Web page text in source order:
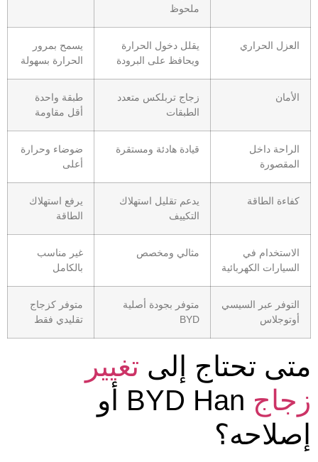
ملحوظ
العزل الحراري
يقلل دخول الحرارة
ويحافظ على البرودة
يسمح بمرور
الحرارة بسهولة
الأمان
زجاج تربلكس متعدد
الطبقات
طبقة واحدة
أقل مقاومة
الراحة داخل
المقصورة
قيادة هادئة ومستقرة
ضوضاء وحرارة
أعلى
كفاءة الطاقة
يدعم تقليل استهلاك
التكييف
يرفع استهلاك
الطاقة
الاستخدام في
السيارات الكهربائية
مثالي ومخصص
غير مناسب
بالكامل
التوفر عبر السيسي
أوتوجلاس
متوفر بجودة أصلية
BYD
متوفر كزجاج
تقليدي فقط
متى تحتاج إلى تغيير
زجاج
BYD Han أو
إصلاحه؟